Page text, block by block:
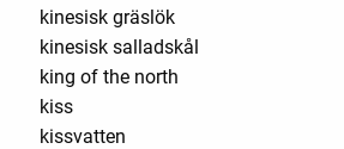
kinesisk gräslök
kinesisk salladskål
king of the north
kiss
kissvatten